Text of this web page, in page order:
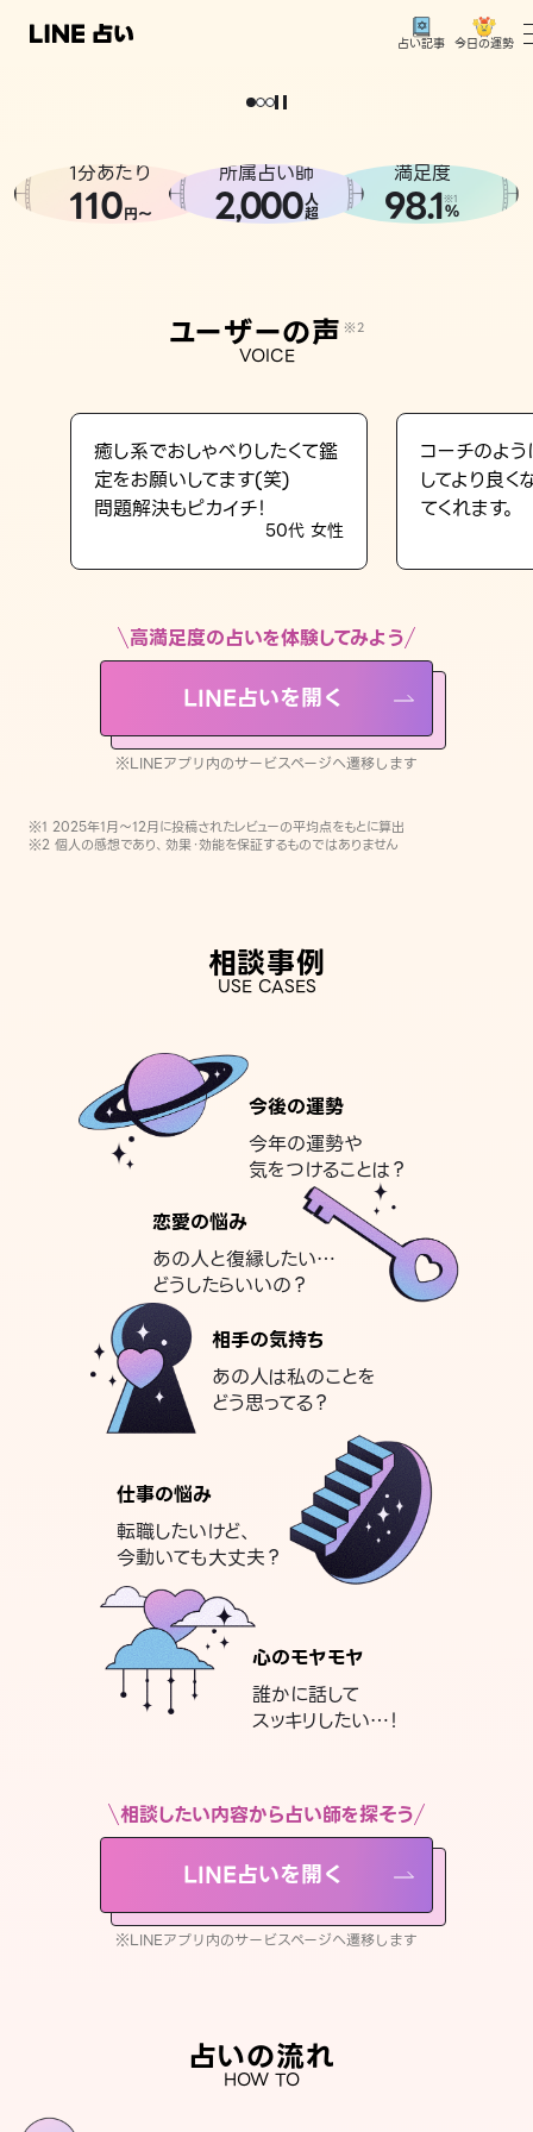
占い記事 今日の運勢
相談事例
占い記事
LINE占いを開く
※LINEアプリ内のサービスページへ遷移します
どうせなら
。
1分あたり
110円〜
所属占い師
2,000人
超
満足度
98.1※1
%
ユーザーの声 ※2
VOICE
癒し系でおしゃべりしたくて鑑
定をお願いしてます(笑)
問題解決もピカイチ！
50代 女性
コーチのよ
してより良
てくれます。
高満足度の占いを体験してみよう
LINE占いを開く
※LINEアプリ内のサービスページへ遷移します
※1 2025年1月〜12月に投稿されたレビューの平均点をもとに算出
※2 個人の感想であり、効果・効能を保証するものではありません
相談事例
USE CASES
今後の運勢
今年の運勢や
気をつけることは？
恋愛の悩み
あの人と復縁したい…
どうしたらいいの？
相手の気持ち
あの人は私のことを
どう思ってる？
仕事の悩み
転職したいけど、
今動いても大丈夫？
心のモヤモヤ
誰かに話して
スッキリしたい…！
相談したい内容から占い師を探そう
LINE占いを開く
※LINEアプリ内のサービスページへ遷移します
占いの流れ
HOW TO